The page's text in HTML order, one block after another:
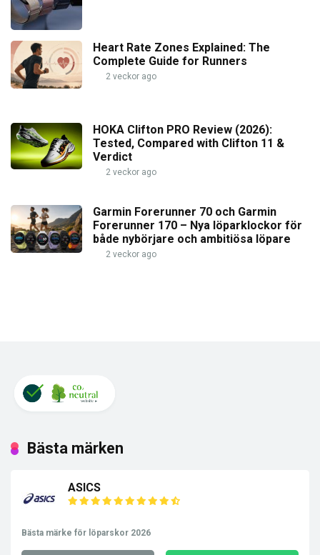
Heart Rate Zones Explained: The
Complete Guide for Runners
2 veckor ago
HOKA Clifton PRO Review (2026):
Tested, Compared with Clifton 11 &
Verdict
2 veckor ago
Garmin Forerunner 70 och Garmin
Forerunner 170 – Nya löparklockor för
både nybörjare och ambitiösa löpare
2 veckor ago
Bästa märken
ASICS
Bästa märke för löparskor 2026